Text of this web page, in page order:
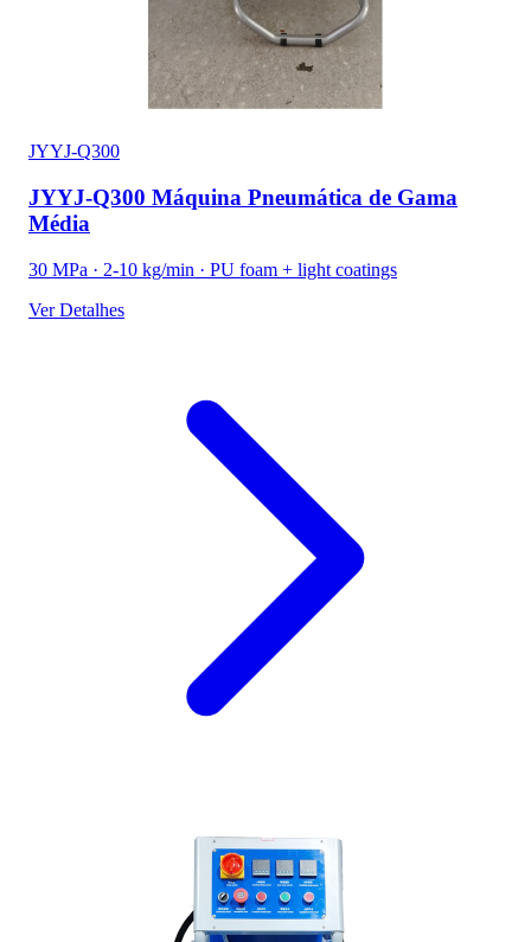
JYYJ-Q300
JYYJ-Q300 Máquina Pneumática de Gama
Média
30 MPa · 2-10 kg/min · PU foam + light coatings
Ver Detalhes